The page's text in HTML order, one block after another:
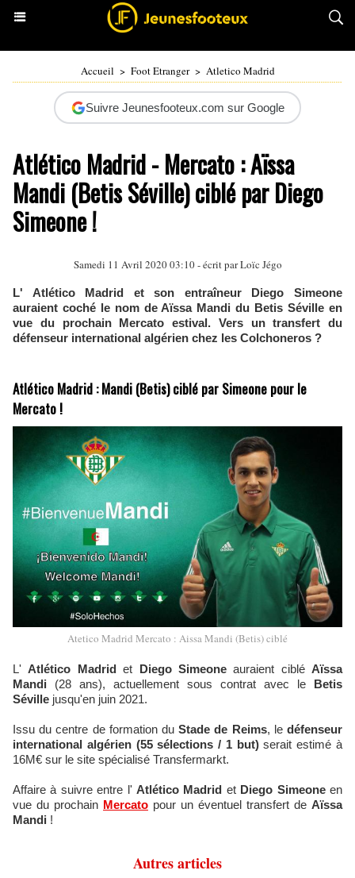
Accueil > Foot Etranger > Atletico Madrid
Suivre Jeunesfooteux.com sur Google
Atlético Madrid - Mercato : Aïssa
Mandi (Betis Séville) ciblé par Diego
Simeone !
Samedi 11 Avril 2020 03:10 - écrit parLoïc Jégo
L' Atlético Madrid et son entraîneur Diego Simeone
auraient coché le nom de Aïssa Mandi du Betis Séville en
vue du prochain Mercato estival. Vers un transfert du
défenseur international algérien chez les Colchoneros ?
Atlético Madrid : Mandi (Betis) ciblé par Simeone pour le
Mercato !
Atetico Madrid Mercato : Aissa Mandi (Betis) ciblé
L'Atlético Madridet Diego Simeoneauraient ciblé Aïssa
Mandi (28 ans), actuellement sous contrat avec le Betis
Séville jusqu'en juin 2021.
Issu du centre de formation duStade de Reims, ledéfenseur
international algérien (55 sélections / 1 but)serait estimé à
16M€ sur le site spécialisé Transfermarkt.
Affaire à suivre entre l' Atlético Madrid et Diego Simeoneen
vue du prochain Mercato pour un éventuel transfert de Aïssa
Mandi !
Autres articles